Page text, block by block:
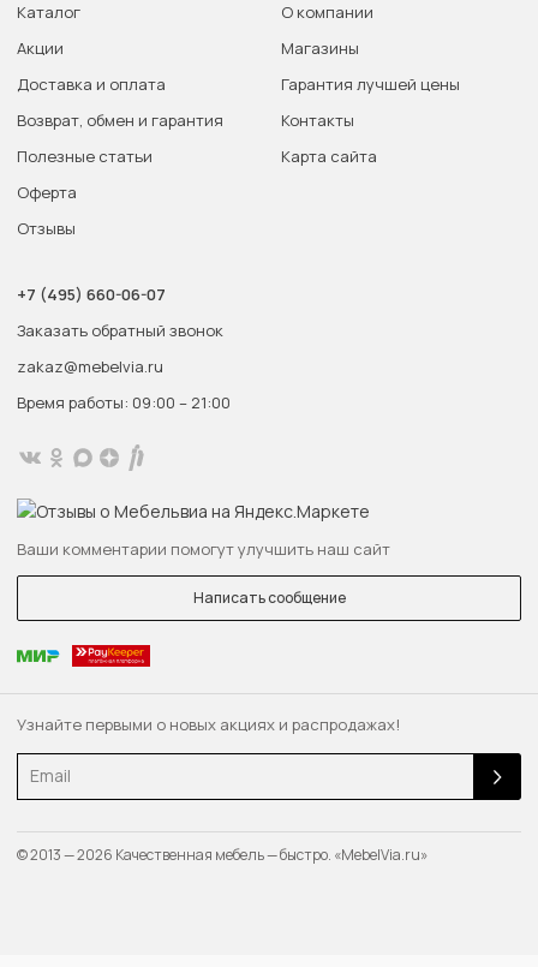
Узнайте первыми о новых акциях и распродажах!
Email
Каталог
Акции
Доставка и оплата
Возврат, обмен и гарантия
Полезные статьи
Оферта
Отзывы
О компании
Магазины
Гарантия лучшей цены
Контакты
Карта сайта
+7 (495) 660-06-07
Заказать обратный звонок
zakaz@mebelvia.ru
Время работы: 09:00 – 21:00
Ваши комментарии помогут улучшить наш сайт
Написать сообщение
© 2013 — 2026 Качественная мебель — быстро. «MebelVia.ru»